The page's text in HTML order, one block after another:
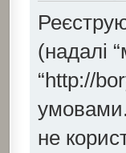
(надалі
“http://
не